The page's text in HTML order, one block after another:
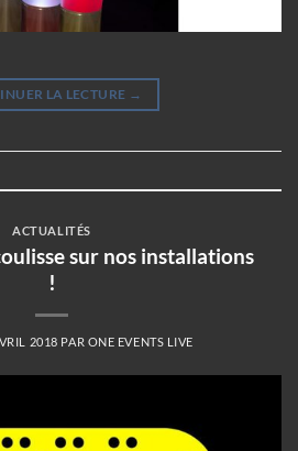
LA LECTURE →
ACTUALITÉS
sur nos installations
!
2018 PAR ONE EVENTS LIVE